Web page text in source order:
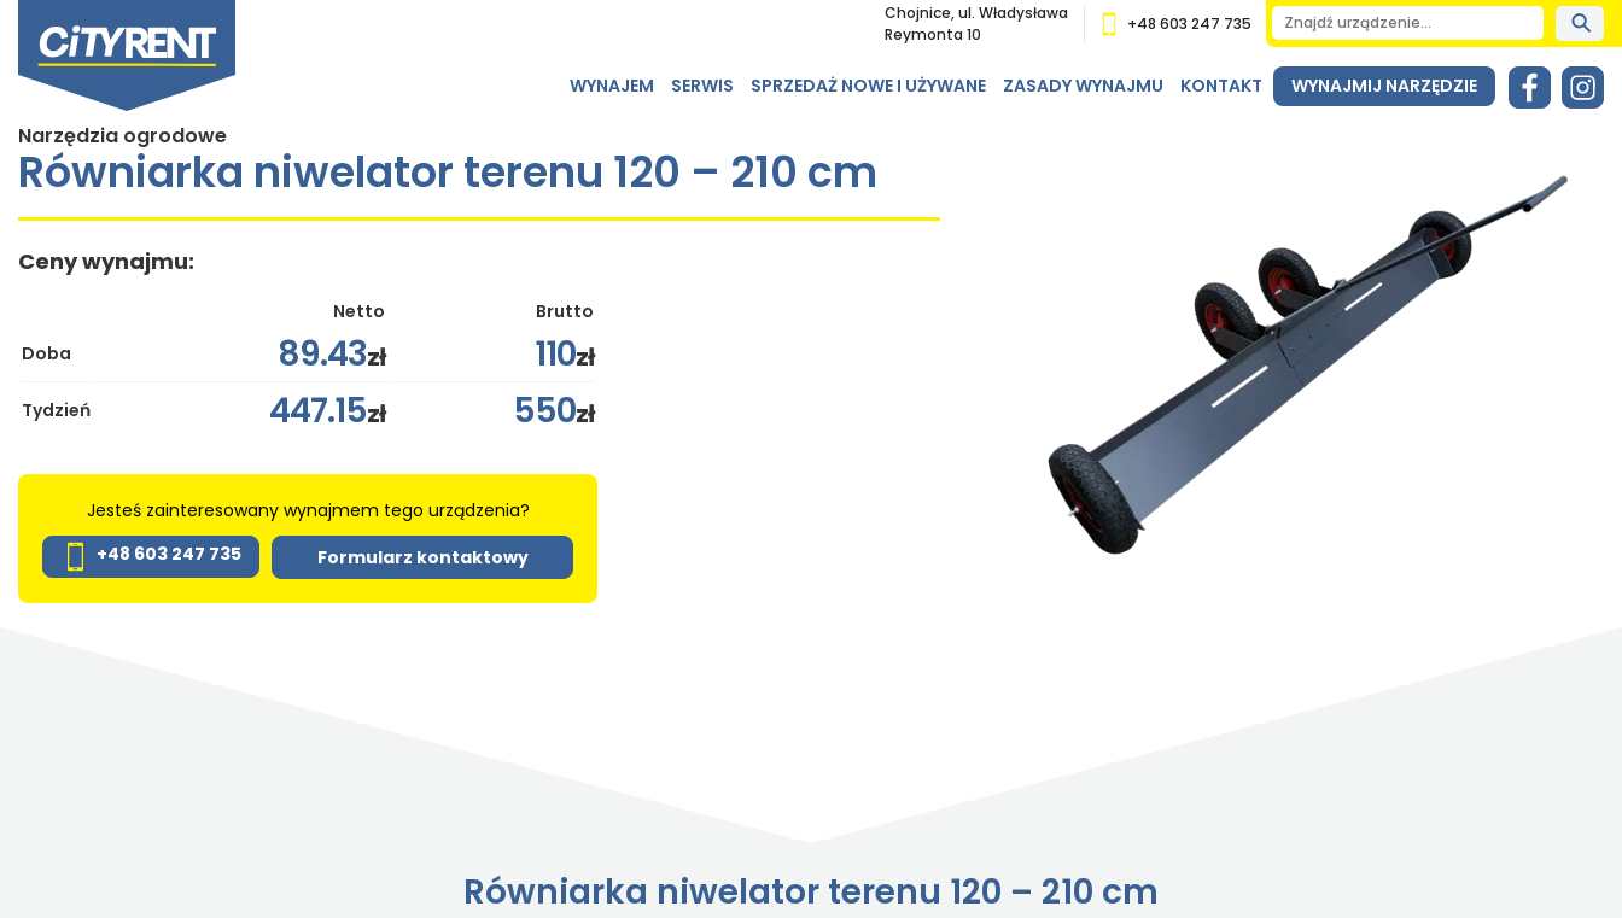
Chojnice, ul. Władysława
Reymonta 10
+48 603 247 735
WYNAJEM SERWIS SPRZEDAŻ NOWE I UŻYWANE ZASADY WYNAJMU KONTAKT WYNAJMIJ NARZĘDZIE
Narzędzia ogrodowe
Równiarka niwelator terenu 120 – 210 cm
Ceny wynajmu:
Netto
Brutto
Doba
89.43zł 110zł
Tydzień 447.15zł 550zł
Jesteś zainteresowany wynajmem tego urządzenia?
+48 603 247 735
Formularz kontaktowy
Równiarka niwelator terenu 120 – 210 cm